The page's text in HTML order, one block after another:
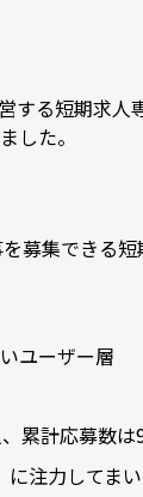
する短期求人
した。
募集できる
ユーザー層
累計応募数は
注力してまい